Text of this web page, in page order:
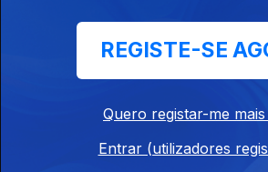
Cardinale e Redford, quando
REGISTE-SE
Quero registar-me
Entrar (utilizadores